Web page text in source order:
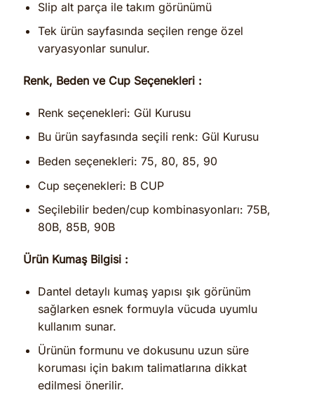
Slip alt parça ile takım görünümü
Tek ürün sayfasında seçilen renge özel
varyasyonlar sunulur.
Renk, Beden ve Cup Seçenekleri :
Renk seçenekleri: Gül Kurusu
Bu ürün sayfasında seçili renk: Gül Kurusu
Beden seçenekleri: 75, 80, 85, 90
Cup seçenekleri: B CUP
Seçilebilir beden/cup kombinasyonları: 75B,
80B, 85B, 90B
Ürün Kumaş Bilgisi :
Dantel detaylı kumaş yapısı şık görünüm
sağlarken esnek formuyla vücuda uyumlu
kullanım sunar.
Ürünün formunu ve dokusunu uzun süre
koruması için bakım talimatlarına dikkat
edilmesi önerilir.